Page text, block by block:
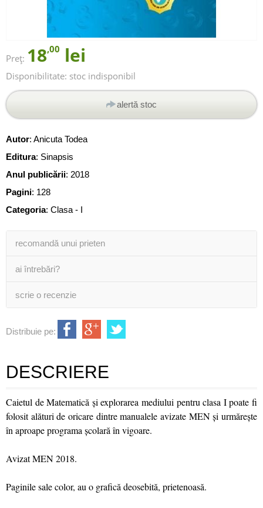
Preț: 18,00 lei
Disponibilitate: stoc indisponibil
alertă stoc
Autor: Anicuta Todea
Editura: Sinapsis
Anul publicării: 2018
Pagini: 128
Categoria: Clasa - I
recomandă unui prieten
ai întrebări?
scrie o recenzie
Distribuie pe:
DESCRIERE
Caietul de Matematică și explorarea mediului pentru clasa I poate fi
folosit alături de oricare dintre manualele avizate MEN și urmărește
în aproape programa școlară în vigoare.
Avizat MEN 2018.
Paginile sale color, au o grafică deosebită, prietenoasă.